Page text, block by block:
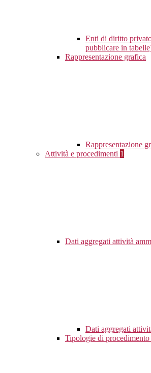
Enti di diritto
pubblicare in
Rappresentazione grafica
Rappresentazione
Attività e procedimenti 1
Dati aggregati attività
Dati aggregati
Tipologie di procedimento